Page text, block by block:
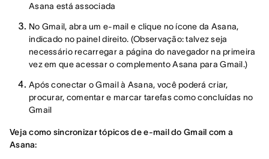
Asana está associada
No Gmail, abra um e-mail e clique no ícone da Asana,
indicado no painel direito. (Observação: talvez seja
necessário recarregar a página do navegador na primeira
vez em que acessar o complemento Asana para Gmail.)
Após conectar o Gmail à Asana, você poderá criar,
procurar, comentar e marcar tarefas como concluídas no
Gmail
Veja como sincronizar tópicos de e-mail do Gmail com a
Asana: